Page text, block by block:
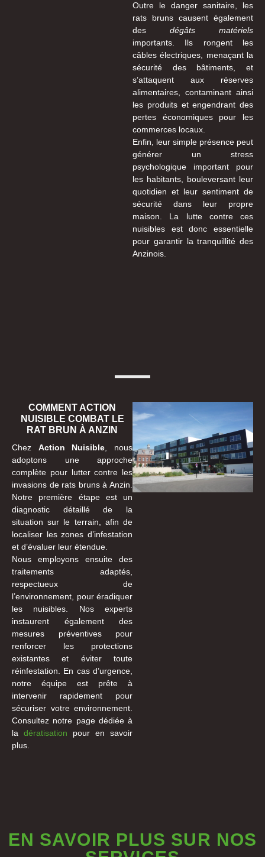
Outre le danger sanitaire, les
rats bruns causent également
des dégâts matériels
importants. Ils rongent les
câbles électriques, menaçant la
sécurité des bâtiments, et
s’attaquent aux réserves
alimentaires, contaminant ainsi
les produits et engendrant des
pertes économiques pour les
commerces locaux.
Enfin, leur simple présence peut
générer un stress
psychologique important pour
les habitants, bouleversant leur
quotidien et leur sentiment de
sécurité dans leur propre
maison. La lutte contre ces
nuisibles est donc essentielle
pour garantir la tranquillité des
Anzinois.
COMMENT ACTION
NUISIBLE COMBAT LE
RAT BRUN À ANZIN
Chez Action Nuisible , nous
adoptons une approche
complète pour lutter contre les
invasions de rats bruns à Anzin.
Notre première étape est un
diagnostic détaillé de la
situation sur le terrain, afin de
localiser les zones d’infestation
et d’évaluer leur étendue.
Nous employons ensuite des
traitements adaptés,
respectueux de
l’environnement, pour éradiquer
les nuisibles. Nos experts
instaurent également des
mesures préventives pour
renforcer les protections
existantes et éviter toute
réinfestation. En cas d’urgence,
notre équipe est prête à
intervenir rapidement pour
sécuriser votre environnement.
Consultez notre page dédiée à
la dératisation pour en savoir
plus.
EN SAVOIR PLUS SUR NOS